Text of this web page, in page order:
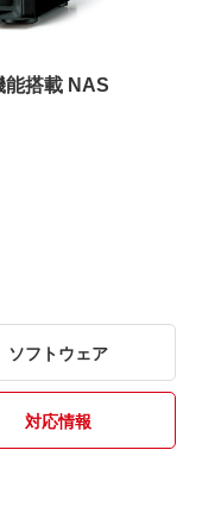
能搭載 NAS
ソフトウェア
対応情報